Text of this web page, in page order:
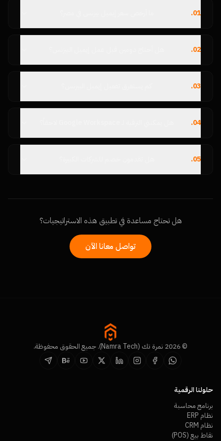
01
.
02
.
03
.
04
.
05
.
هل تحتاج مساعدة في تطبيق هذه الاستراتيجيات؟
تواصل معانا الآن
© 2026 نمرة تك (Namra Tech). جميع الحقوق محفوظة.
حلولنا الرقمية
برنامج محاسبة
نظام ERP
نظام CRM
نقاط بيع (POS)